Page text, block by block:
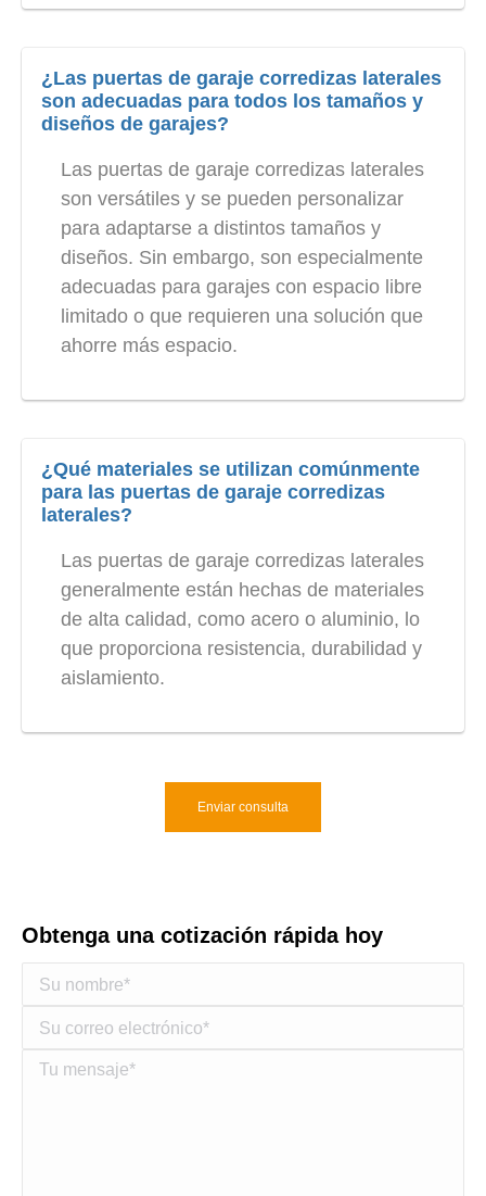
¿Las puertas de garaje corredizas laterales
son adecuadas para todos los tamaños y
diseños de garajes?
Las puertas de garaje corredizas laterales
son versátiles y se pueden personalizar
para adaptarse a distintos tamaños y
diseños. Sin embargo, son especialmente
adecuadas para garajes con espacio libre
limitado o que requieren una solución que
ahorre más espacio.
¿Qué materiales se utilizan comúnmente
para las puertas de garaje corredizas
laterales?
Las puertas de garaje corredizas laterales
generalmente están hechas de materiales
de alta calidad, como acero o aluminio, lo
que proporciona resistencia, durabilidad y
aislamiento.
Enviar consulta
Obtenga una cotización rápida hoy